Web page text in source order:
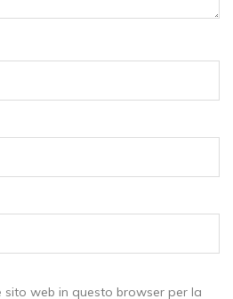
sito web in questo browser per la